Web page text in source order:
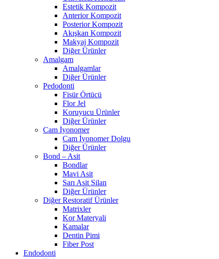
Estetik Kompozit
Anterior Kompozit
Posterior Kompozit
Akışkan Kompozit
Makyaj Kompozit
Diğer Ürünler
Amalgam
Amalgamlar
Diğer Ürünler
Pedodonti
Fisür Örtücü
Flor Jel
Koruyucu Ürünler
Diğer Ürünler
Cam İyonomer
Cam İyonomer Dolgu
Diğer Ürünler
Bond – Asit
Bondlar
Mavi Asit
Sarı Asit Silan
Diğer Ürünler
Diğer Restoratif Ürünler
Matrixler
Kor Materyali
Kamalar
Dentin Pimi
Fiber Post
Endodonti